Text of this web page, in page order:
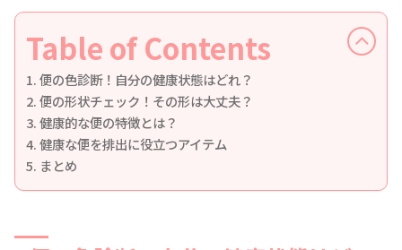
Table of Contents
便の色診断！自分の健康状態はどれ？
便の形状チェック！その形は大丈夫？
健康的な便の特徴とは？
健康な便を排出に役立つアイテム
まとめ